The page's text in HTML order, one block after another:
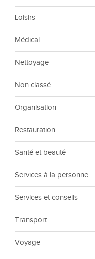
Loisirs
Médical
Nettoyage
Non classé
Organisation
Restauration
Santé et beauté
Services à la personne
Services et conseils
Transport
Voyage